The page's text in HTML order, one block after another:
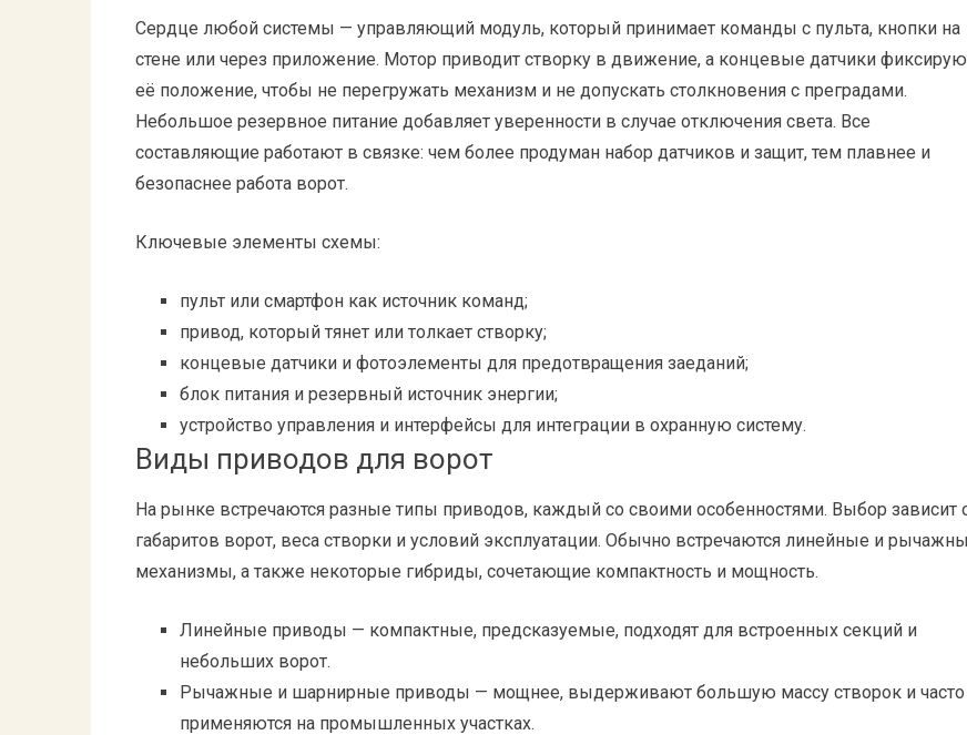
Сердце любой системы — управляющий модуль, который принимает команды с пульта, кнопки на
стене или через приложение. Мотор приводит створку в движение, а концевые датчики
её положение, чтобы не перегружать механизм и не допускать столкновения с преградами.
Небольшое резервное питание добавляет уверенности в случае отключения света. Все
составляющие работают в связке: чем более продуман набор датчиков и защит, тем плавнее и
безопаснее работа ворот.
Ключевые элементы схемы:
пульт или смартфон как источник команд;
привод, который тянет или толкает створку;
концевые датчики и фотоэлементы для предотвращения заеданий;
блок питания и резервный источник энергии;
устройство управления и интерфейсы для интеграции в охранную систему.
Виды приводов для ворот
На рынке встречаются разные типы приводов, каждый со своими особенностями. Выбор зависит
габаритов ворот, веса створки и условий эксплуатации. Обычно встречаются линейные и
механизмы, а также некоторые гибриды, сочетающие компактность и мощность.
Линейные приводы — компактные, предсказуемые, подходят для встроенных секций и
небольших ворот.
Рычажные и шарнирные приводы — мощнее, выдерживают большую массу створок и часто
применяются на промышленных участках.